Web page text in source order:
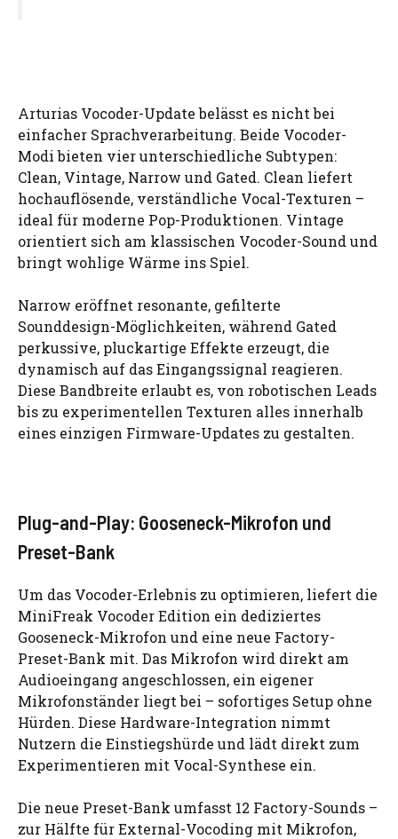
Arturias Vocoder-Update belässt es nicht bei
einfacher Sprachverarbeitung. Beide Vocoder-
Modi bieten vier unterschiedliche Subtypen:
Clean, Vintage, Narrow und Gated. Clean liefert
hochauflösende, verständliche Vocal-Texturen –
ideal für moderne Pop-Produktionen. Vintage
orientiert sich am klassischen Vocoder-Sound und
bringt wohlige Wärme ins Spiel.
Narrow eröffnet resonante, gefilterte
Sounddesign-Möglichkeiten, während Gated
perkussive, pluckartige Effekte erzeugt, die
dynamisch auf das Eingangssignal reagieren.
Diese Bandbreite erlaubt es, von robotischen Leads
bis zu experimentellen Texturen alles innerhalb
eines einzigen Firmware-Updates zu gestalten.
Plug-and-Play: Gooseneck-Mikrofon und
Preset-Bank
Um das Vocoder-Erlebnis zu optimieren, liefert die
MiniFreak Vocoder Edition ein dediziertes
Gooseneck-Mikrofon und eine neue Factory-
Preset-Bank mit. Das Mikrofon wird direkt am
Audioeingang angeschlossen, ein eigener
Mikrofonständer liegt bei – sofortiges Setup ohne
Hürden. Diese Hardware-Integration nimmt
Nutzern die Einstiegshürde und lädt direkt zum
Experimentieren mit Vocal-Synthese ein.
Die neue Preset-Bank umfasst 12 Factory-Sounds –
zur Hälfte für External-Vocoding mit Mikrofon,